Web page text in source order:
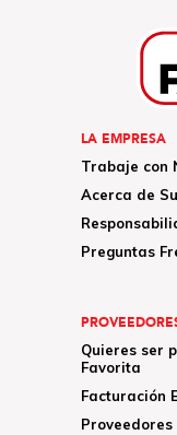
LA EMPRESA
Trabaje con
Acerca de
Preguntas
Quieres ser
Favorita
Facturación
Proveedores